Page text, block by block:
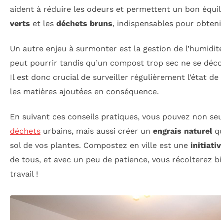
aident à réduire les odeurs et permettent un bon
verts et les déchets bruns, indispensables pour
Un autre enjeu à surmonter est la gestion de
peut pourrir tandis qu’un compost trop sec ne se
Il est donc crucial de surveiller régulièrement l’état
les matières ajoutées en conséquence.
En suivant ces conseils pratiques, vous pouvez non
déchets urbains, mais aussi créer un engrais naturel
sol de vos plantes. Compostez en ville est une
de tous, et avec un peu de patience, vous récolterez
travail !